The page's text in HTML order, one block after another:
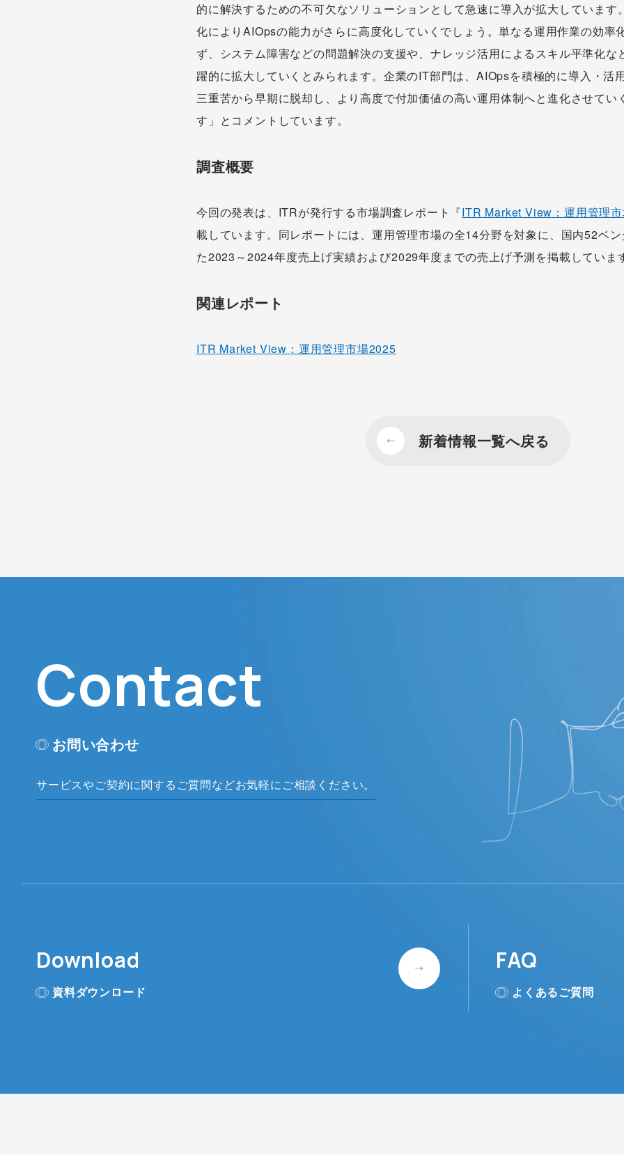
的に解決するための不可欠なソリューションとして急速に導入が拡大しています
化によりAIOpsの能力がさらに高度化していくでしょう。単なる運用作業の効率
ず、システム障害などの問題解決の支援や、ナレッジ活用によるスキル平準化な
躍的に拡大していくとみられます。企業のIT部門は、AIOpsを積極的に導入・活
三重苦から早期に脱却し、より高度で付加価値の高い運用体制へと進化させてい
す」とコメントしています。
調査概要
今回の発表は、ITRが発行する市場調査レポート『ITR Market View：運用管理
載しています。同レポートには、運用管理市場の全14分野を対象に、国内52ベ
た2023～2024年度売上げ実績および2029年度までの売上げ予測を掲載していま
関連レポート
ITR Market View：運用管理市場2025
新着情報一覧へ戻る
Contact
お問い合わせ
サービスやご契約に関するご質問などお気軽にご相談ください。
Download
資料ダウンロード
FAQ
よくあるご質問